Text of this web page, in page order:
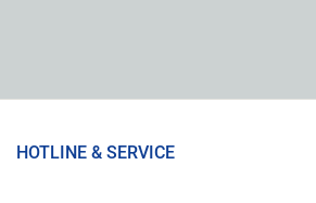
HOTLINE & SERVICE